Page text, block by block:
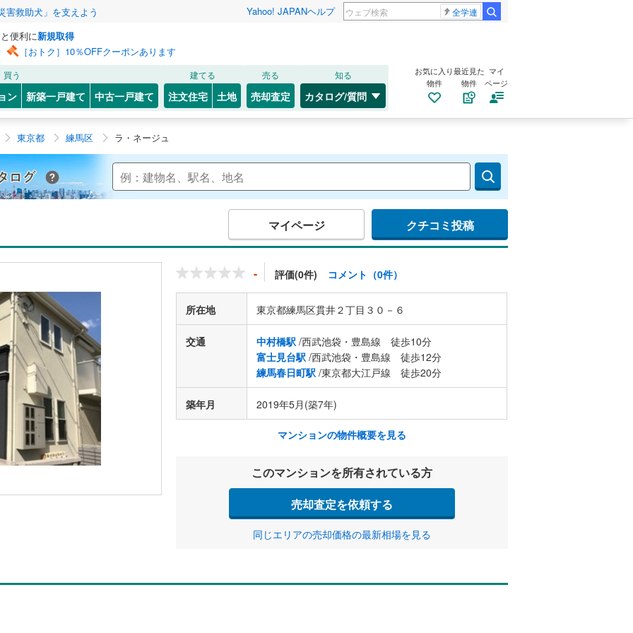
害救助犬」を支えよう Yahoo! JAPANヘルプ 全学連
便利に新規取得
［おトク］10％OFFクーポンあります
買う
ン 新築一戸建て 中古一戸建て
建てる
注文住宅 土地
売る
売却査定
知る
カタログ/質問
お気に入り
物件
最近見た
物件
マイ
ページ
東京都 練馬区 ラ・ネージュ
Yahoo!不動産 マンションカタログ
マイページ クチコミ投稿
- 評価(0件) コメント（0件）
所在地 東京都練馬区貫井２丁目３０－６
交通 中村橋駅 /西武池袋・豊島線 徒歩10分
富士見台駅 /西武池袋・豊島線 徒歩12分
練馬春日町駅 /東京都大江戸線 徒歩20分
築年月 2019年5月(築7年)
マンションの物件概要を見る
このマンションを所有されている方
売却査定を依頼する
同じエリアの売却価格の最新相場を見る